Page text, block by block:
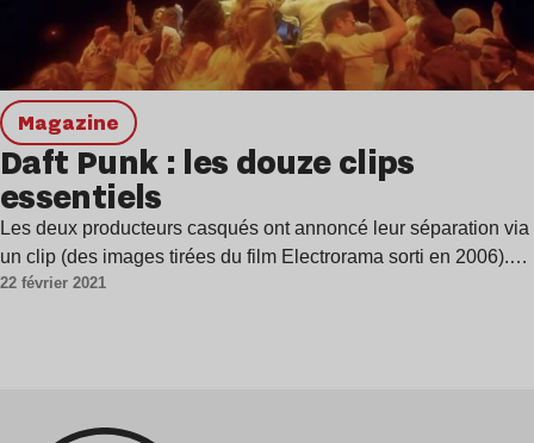
magazine
Daft Punk : les douze clips
essentiels
Les deux producteurs casqués ont annoncé leur séparation via
un clip (des images tirées du film Electrorama sorti en 2006).…
22 février 2021